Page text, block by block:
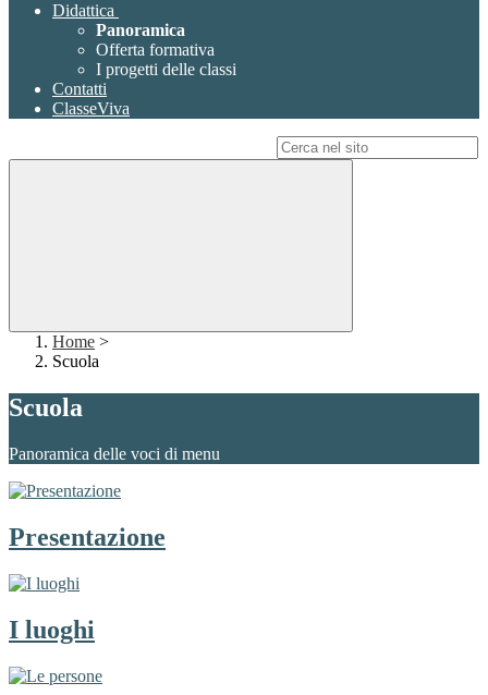
Didattica
Panoramica
Offerta formativa
I progetti delle classi
Contatti
ClasseViva
Home >
Scuola
Scuola
Panoramica delle voci di menu
Presentazione
I luoghi